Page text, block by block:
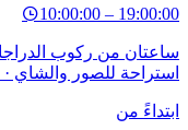
10:00:00–
من ركوب الدراجات
للصور والشاي ·
من